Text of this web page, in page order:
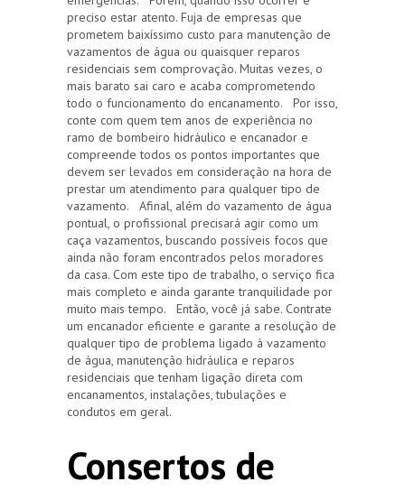
preciso estar atento. Fuja de empresas que
prometem baixíssimo custo para manutenção de
vazamentos de água ou quaisquer reparos
residenciais sem comprovação. Muitas vezes, o
mais barato sai caro e acaba comprometendo
todo o funcionamento do encanamento. Por isso,
conte com quem tem anos de experiência no
ramo de bombeiro hidráulico e encanador e
compreende todos os pontos importantes que
devem ser levados em consideração na hora de
prestar um atendimento para qualquer tipo de
vazamento. Afinal, além do vazamento de água
pontual, o profissional precisará agir como um
caça vazamentos, buscando possíveis focos que
ainda não foram encontrados pelos moradores
da casa. Com este tipo de trabalho, o serviço fica
mais completo e ainda garante tranquilidade por
muito mais tempo. Então, você já sabe. Contrate
um encanador eficiente e garante a resolução de
qualquer tipo de problema ligado à vazamento
de água, manutenção hidráulica e reparos
residenciais que tenham ligação direta com
encanamentos, instalações, tubulações e
condutos em geral.
Consertos de